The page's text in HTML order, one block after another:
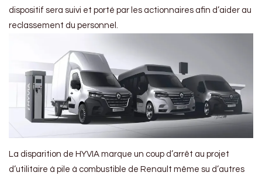
dispositif sera suivi et porté par les actionnaires afin d’aider au
reclassement du personnel.
La disparition de HYVIA marque un coup d’arrêt au projet
d’utilitaire à pile à combustible de Renault même su d’autres